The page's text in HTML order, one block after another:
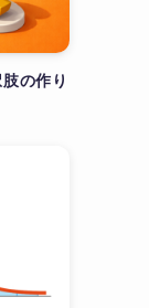
の作り